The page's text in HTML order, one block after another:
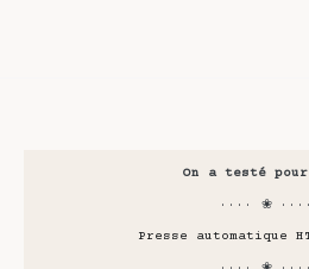
On a testé pour
···· ❀ ····
Presse automatique